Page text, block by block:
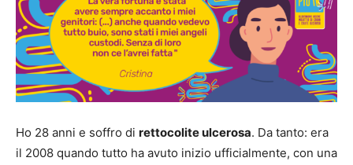
Ho 28 anni e soffro di rettocolite ulcerosa. Da tanto: era
il 2008 quando tutto ha avuto inizio ufficialmente, con una